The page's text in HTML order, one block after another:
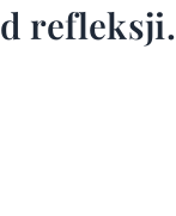
refleksji.